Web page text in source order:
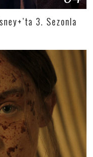
3. Sezonla